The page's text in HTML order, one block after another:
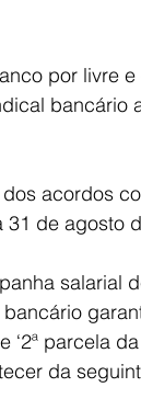
por livre
bancário
acordos
de agosto
salarial
parcela da
da